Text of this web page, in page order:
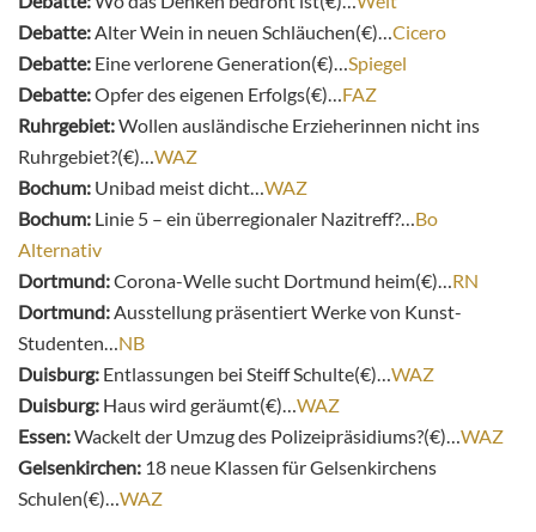
Debatte:Alter Wein in neuen Schläuchen(€)…Cicero
Debatte: Eine verlorene Generation(€)…Spiegel
Debatte:Opfer des eigenen Erfolgs(€)…FAZ
Ruhrgebiet:Wollen ausländische Erzieherinnen nicht ins
Ruhrgebiet?(€)…WAZ
Bochum: Unibad meist dicht…WAZ
Bochum: Linie 5 – ein überregionaler Nazitreff?…Bo
Alternativ
Dortmund:Corona-Welle sucht Dortmund heim(€)…RN
Dortmund:Ausstellung präsentiert Werke von Kunst-
Studenten…NB
Duisburg: Entlassungen bei Steiff Schulte(€)…WAZ
Duisburg: Haus wird geräumt(€)…WAZ
Essen:Wackelt der Umzug des Polizeipräsidiums?(€)…WAZ
Gelsenkirchen: 18 neue Klassen für Gelsenkirchens
Schulen(€)…WAZ